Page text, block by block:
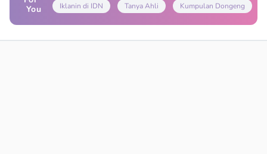
You
Iklanin di IDN Tanya Ahli Kumpulan Dongeng